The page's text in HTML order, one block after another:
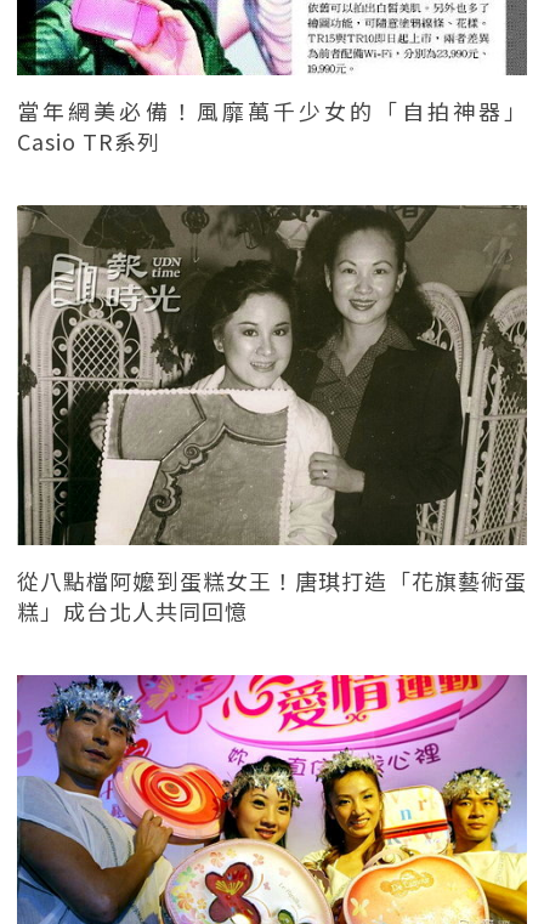
當年網美必備！風靡萬千少女的「自拍神器」
Casio TR系列
從八點檔阿嬤到蛋糕女王！唐琪打造「花旗藝術蛋
糕」成台北人共同回憶